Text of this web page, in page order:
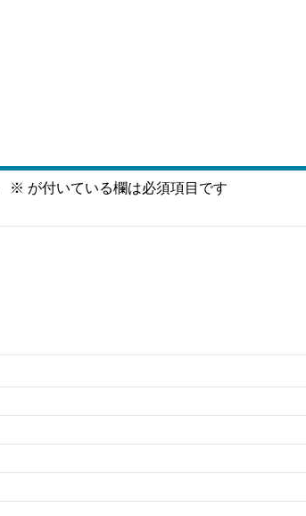
※ が付いている欄は必須項目です